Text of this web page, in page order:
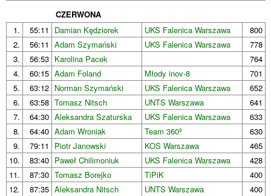
CZERWONA
1.
55:11 Damian Kędziorek UKS Falenica Warszawa
800
2.
56:11 Adam Szymański UKS Falenica Warszawa
778
3.
56:53 Karolina Pacek
764
4.
60:15 Adam Foland Młody inov-8
701
5.
63:12 Norman Szymański UKS Falenica Warszawa
652
6.
63:58 Tomasz Nitsch UNTS Warszawa
641
7.
64:30 Aleksandra Szaturska UKS Falenica Warszawa
633
8.
64:40 Adam Wroniak Team 360º
630
9.
79:11 Piotr Janowski KOS Warszawa
465
10.
83:40 Paweł Chilimoniuk UKS Falenica Warszawa
428
11.
87:30 Tomasz Borejko TiPiK
400
12.
87:35 Aleksandra Nitsch UNTS Warszawa
400